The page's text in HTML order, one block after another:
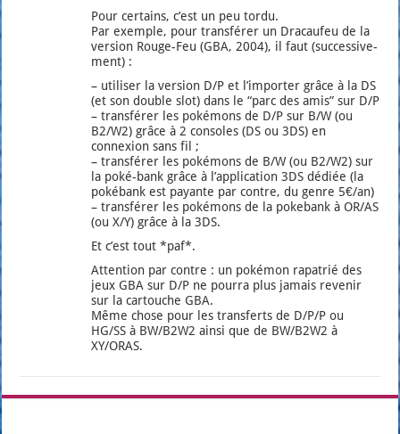
Pour cer­tains, c’est un peu tor­du.
Par exemple, pour trans­fé­rer un Dra­cau­feu de la
ver­sion Rouge-Feu (GBA, 2004), il faut (suc­ces­si­ve­
ment) :
– uti­li­ser la ver­sion D/P et l’importer grâce à la DS
(et son double slot) dans le “parc des amis” sur D/P
– trans­fé­rer les poké­mons de D/P sur B/W (ou
B2/W2) grâce à 2 consoles (DS ou 3DS) en
connexion sans fil ;
– trans­fé­rer les poké­mons de B/W (ou B2/W2) sur
la poké-bank grâce à l’application 3DS dédiée (la
poké­bank est payante par contre, du genre 5€/an)
– trans­fé­rer les poké­mons de la poke­bank à OR/AS
(ou X/Y) grâce à la 3DS.
Et c’est tout *paf*.
Atten­tion par contre : un poké­mon rapa­trié des
jeux GBA sur D/P ne pour­ra plus jamais reve­nir
sur la car­touche GBA.
Même chose pour les trans­ferts de D/P/P ou
HG/SS à BW/B2W2 ain­si que de BW/B2W2 à
XY/ORAS.